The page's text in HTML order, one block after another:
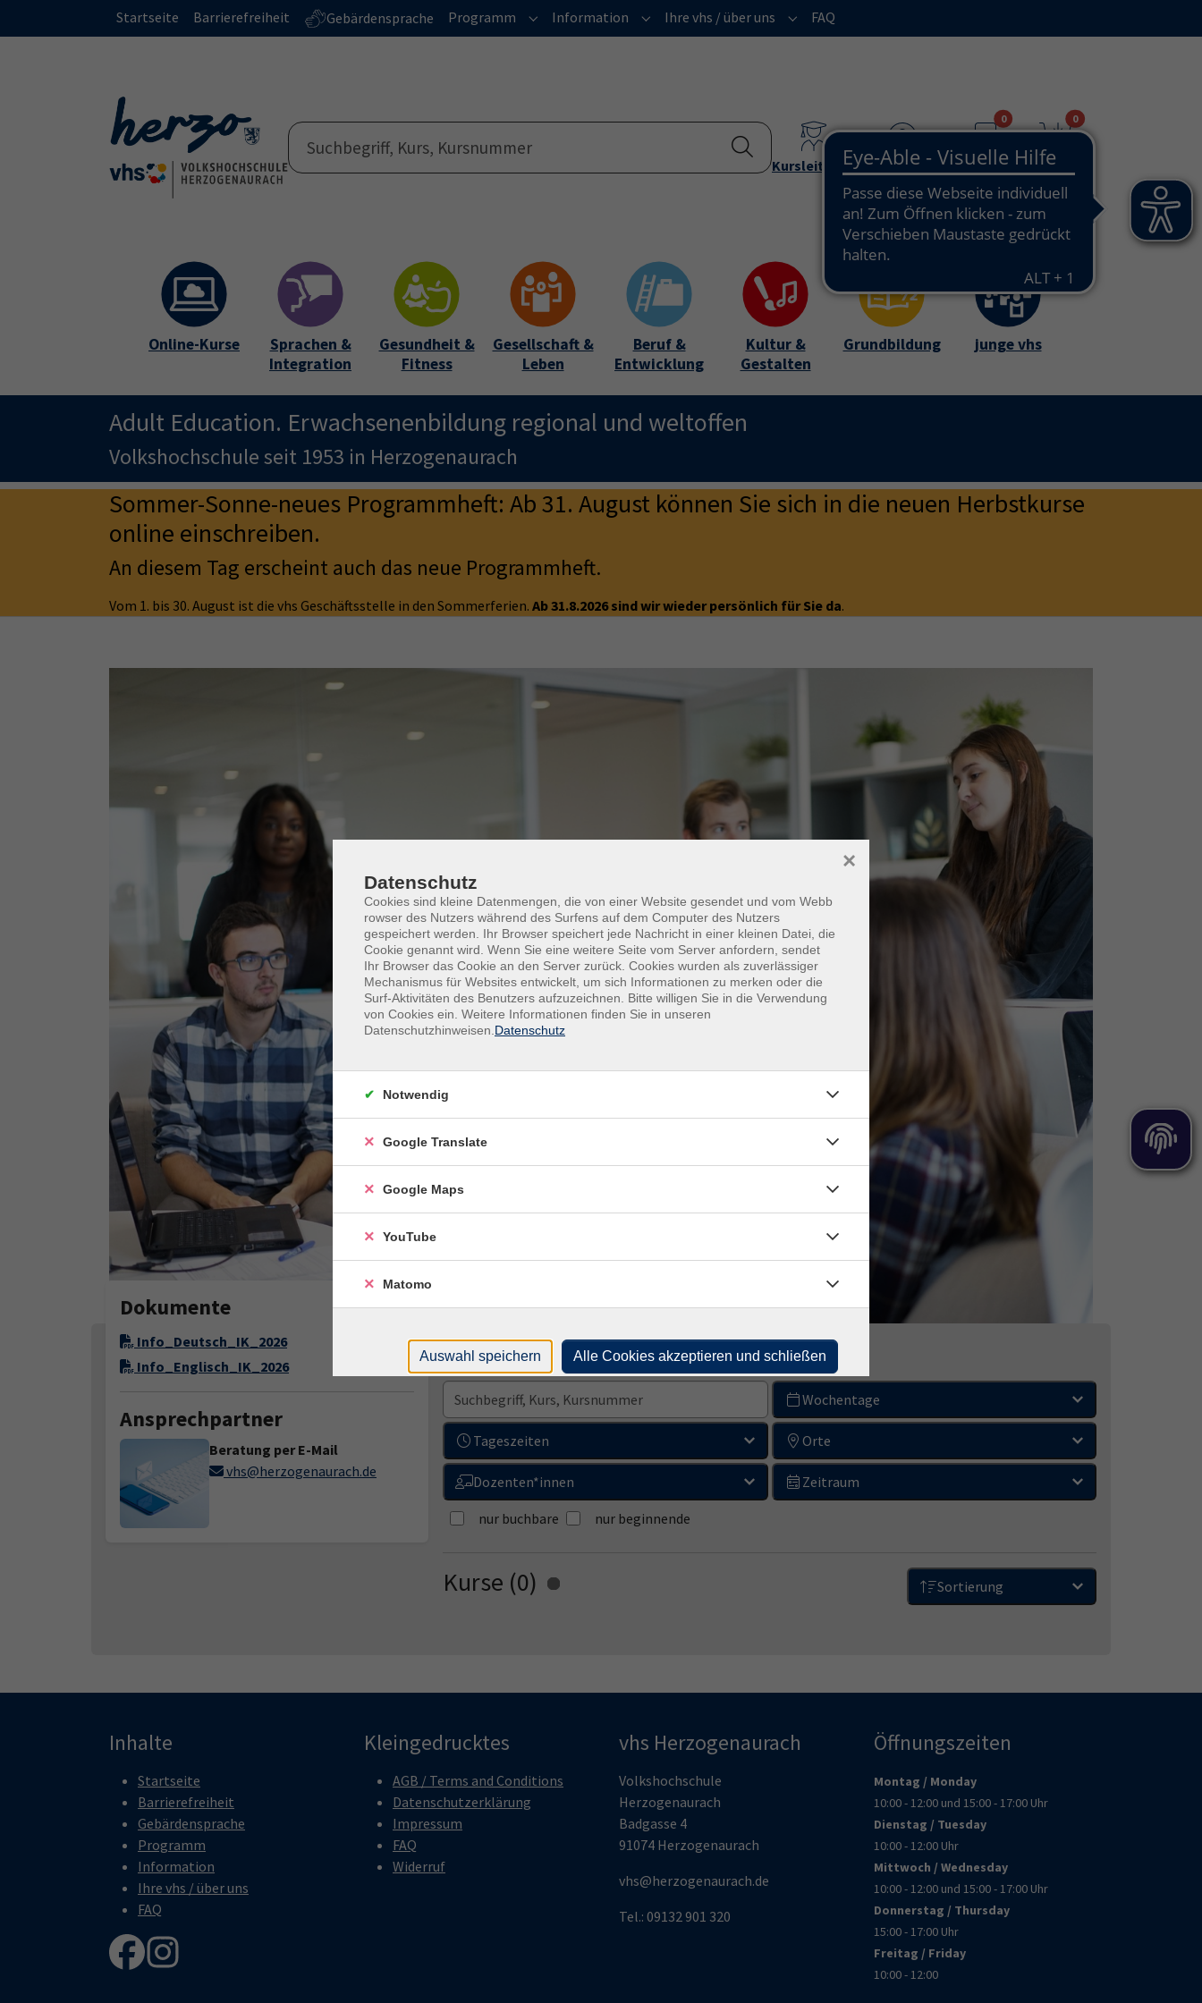
Skip to main content
Skip to page footerStartseite Barrierefreiheit Gebärdensprache Programm Submenu for "Programm"
Information Submenu for "Information"
Ihre vhs / über uns Submenu for "Ihre vhs / über uns"
FAQ
KursleitendeTeilnehmende
0
Merkzettel
0
Warenkorb
Online-Kurse
Sprachen &
Integration
Gesundheit &
Fitness
Gesellschaft &
Leben
Beruf &
Entwicklung
Kultur &
Gestalten
Grundbildung junge vhs
Adult Education. Erwachsenenbildung regional und weltoffen
Volkshochschule seit 1953 in Herzogenaurach
Sommer-Sonne-neues Programmheft: Ab 31. August können Sie sich in die neuen Herbstkurse
online einschreiben.
An diesem Tag erscheint auch das neue Programmheft.
Vom 1. bis 30. August ist die vhs Geschäftsstelle in den Sommerferien. Ab 31.8.2026 sind wir wieder persönlich für Sie da.
Sprachen und Integration Französisch
Wochentage
Tageszeiten Orte
Dozenten*innen Zeitraum
nur buchbare nur beginnende
Kurse (0) Loading... Sortierung
Dokumente
Info_Deutsch_IK_2026
Info_Englisch_IK_2026
Ansprechpartner
Beratung per E-Mail
vhs@herzogenaurach.de
Inhalte
Startseite
Barrierefreiheit
Gebärdensprache
Programm
Information
Ihre vhs / über uns
FAQ
Kleingedrucktes
AGB / Terms and Conditions
Datenschutzerklärung
Impressum
FAQ
Widerruf
vhs Herzogenaurach
Volkshochschule
Herzogenaurach
Badgasse 4
91074 Herzogenaurach
vhs@herzogenaurach.de
Tel.: 09132 901 320
Öffnungszeiten
Montag / Monday
10:00 - 12:00 und 15:00 - 17:00 Uhr
Dienstag / Tuesday
10:00 - 12:00 Uhr
Mittwoch / Wednesday
10:00 - 12:00 und 15:00 - 17:00 Uhr
Donnerstag / Thursday
15:00 - 17:00 Uhr
Freitag / Friday
10:00 - 12:00
Datenschutz
Cookies sind kleine Datenmengen, die von einer Website gesendet und vom Webb
rowser des Nutzers während des Surfens auf dem Computer des Nutzers
gespeichert werden. Ihr Browser speichert jede Nachricht in einer kleinen Datei, die
Cookie genannt wird. Wenn Sie eine weitere Seite vom Server anfordern, sendet
Ihr Browser das Cookie an den Server zurück. Cookies wurden als zuverlässiger
Mechanismus für Websites entwickelt, um sich Informationen zu merken oder die
Surf-Aktivitäten des Benutzers aufzuzeichnen. Bitte willigen Sie in die Verwendung
von Cookies ein. Weitere Informationen finden Sie in unseren
Datenschutzhinweisen. Datenschutz
×
Notwendig
Google Translate
Google Maps
YouTube
Matomo
Auswahl speichern Alle Cookies akzeptieren und schließen